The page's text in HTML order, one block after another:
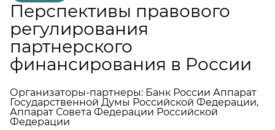
Перспективы правового
регулирования
партнерского
финансирования в России
Организаторы-партнеры: Банк России Аппарат
Государственной Думы Российской Федерации,
Аппарат Совета Федерации Российской
Федерации